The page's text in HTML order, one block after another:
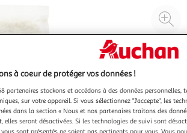
à
%
le
à coeur de protéger vos données !
partenaires stockons et accédons à des données personnelles,
sur votre appareil. Si vous sélectionnez "J'accepte", les
dans la section « Nous et nos partenaires traitons des
elles seront désactivées. Si les technologies de suivi sont
sont présentés ne soient pas pertinents pour vous. Vous